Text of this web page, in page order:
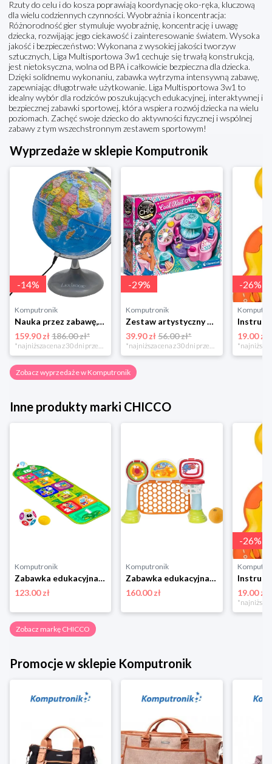
Rzuty do celu i do kosza poprawiają koordynację oko-ręka, kluczową
dla wielu codziennych czynności. Wyobraźnia i koncentracja:
Różnorodność gier stymuluje wyobraźnię, koncentrację i uwagę
dziecka, rozwijając jego ciekawość i zainteresowanie światem. Wysoka
jakość i bezpieczeństwo: Wykonana z wysokiej jakości tworzyw
sztucznych, Liga Multisportowa 3w1 cechuje się trwałą konstrukcją,
jest nietoksyczna, wolna od BPA i całkowicie bezpieczna dla dziecka.
Dzięki solidnemu wykonaniu, zabawka wytrzyma intensywną zabawę,
zapewniając długotrwałe użytkowanie. Liga Multisportowa 3w1 to
idealny wybór dla rodziców poszukujących edukacyjnej, interaktywnej i
bezpiecznej zabawki sportowej, która wspiera rozwój dziecka na wielu
poziomach. Zachęć swoje dziecko do aktywności fizycznej i wspólnej
zabawy z tym wszechstronnym zestawem sportowym!
Wyprzedaże w sklepie Komputronik
-14%
Komputronik
Nauka przez zabawę,zabawka edukacyjna,zabawka interaktywna Lexibook Globus Świecący Dzienny i Nocny PL LEXIBOOK
159.90 zł186.00 zł*
*najniższa cena z 30 dni przed obniżką
-29%
Komputronik
Zestaw artystyczny Clementoni Crazy chic Odjazdowe paznokcie 78771
39.90 zł 56.00 zł*
*najniższa cena z 30 dni przed obniżką
-26%
19.00 zł
Zobacz wyprzedaże w Komputronik
Inne produkty marki CHICCO
Komputronik
Zabawka edukacyjna Chicco Mata Do Gry w Klasy
123.00 zł
Komputronik
Zabawka edukacyjna,zabawka interaktywna Chicco Fit&Fun Liga Multisportowa
160.00 zł
-26%
19.00 zł
Zobacz markę CHICCO
Promocje w sklepie Komputronik